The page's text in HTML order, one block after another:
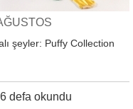
şeyler: Puffy Collection
defa okundu